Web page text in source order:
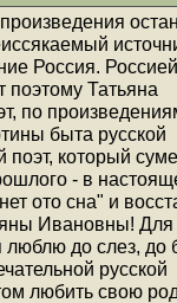
Россия. Россией
поэтому Татьяна
по
быта русской
который
- в
ото сна" и
Ивановны!
люблю до слез, до
русской
любить свою